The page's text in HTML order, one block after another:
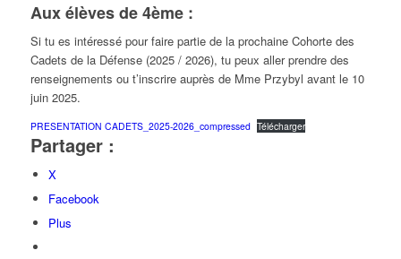
Aux élèves de 4ème :
Si tu es intéressé pour faire partie de la prochaine Cohorte des
Cadets de la Défense (2025 / 2026), tu peux aller prendre des
renseignements ou t’inscrire auprès de Mme Przybyl avant le 10
juin 2025.
PRESENTATION CADETS_2025-2026_compressed Télécharger
Partager :
X
Facebook
Plus